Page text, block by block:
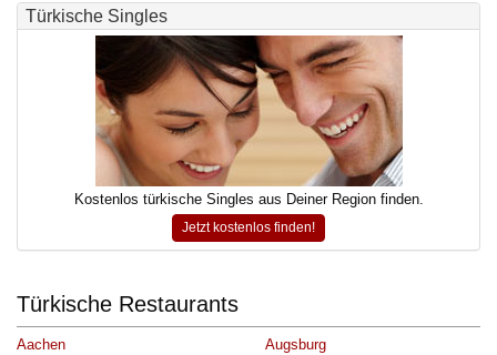
Türkische Singles
Kostenlos türkische Singles aus Deiner Region finden.
Jetzt kostenlos finden!
Türkische Restaurants
Aachen
Augsburg